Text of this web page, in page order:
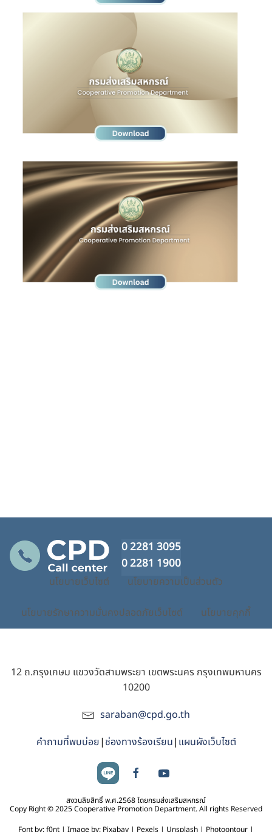
0 2281 3095
0 2281 1900
นโยบายเว็บไซต์ นโยบายความเป็นส่วนตัว
นโยบายรักษาความมั่นคงปลอดภัยเว็บไซต์ นโยบายคุกกี้
12 ถ.กรุงเกษม แขวงวัดสามพระยา เขตพระนคร กรุงเทพมหานคร
10200
saraban@cpd.go.th
คำถามที่พบบ่อย| ช่องทางร้องเรียน| แผนผังเว็บไซต์
สงวนลิขสิทธิ์ พ.ศ.2568 โดยกรมส่งเสริมสหกรณ์
Copy Right © 2025 Cooperative Promotion Department. All rights Reserved
Font by: f0nt | Image by: Pixabay | Pexels | Unsplash | Photoontour |